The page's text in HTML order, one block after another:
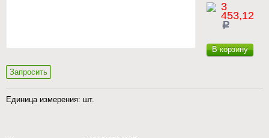
3
453,12
c
В корзину
Запросить
Единица измерения: шт.